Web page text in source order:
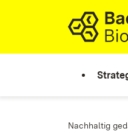
Zum Inhalt
Link zur
Nachhaltig